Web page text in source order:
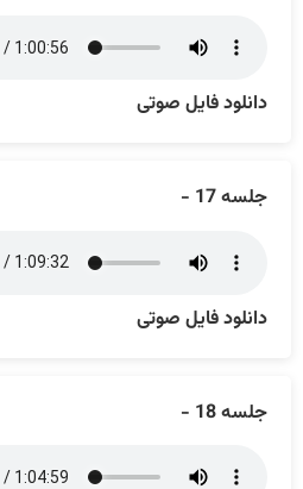
دانلود فایل صوتی
جلسه 17 -
دانلود فایل صوتی
جلسه 18 -